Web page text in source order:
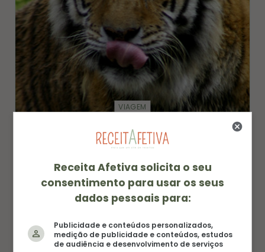
VIAGEM
ZOOLÓGICO DE SÃO PAULO
05/05/2014
Receita Afetiva solicita o seu
consentimento para usar os seus
dados pessoais para:
Publicidade e conteúdos personalizados,
medição de publicidade e conteúdos, estudos
de audiência e desenvolvimento de serviços